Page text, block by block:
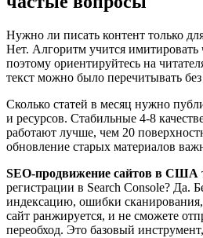
Нужно ли писать контент только
Нет. Алгоритм учится имитировать
поэтому ориентируйтесь на
текст можно было перечитывать
Сколько статей в месяц нужно
и ресурсов. Стабильные 4-8
работают лучше, чем 20
обновление старых материалов
SEO-продвижение сайтов в США
регистрации в Search Console? Да.
индексацию, ошибки
сайт ранжируется, и не сможете
переобход. Это базовый